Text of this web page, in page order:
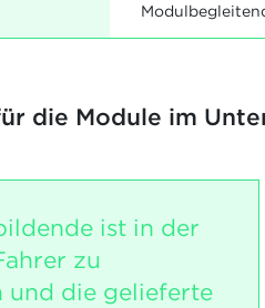
die Module im
ist in der
zu
und die gelieferte